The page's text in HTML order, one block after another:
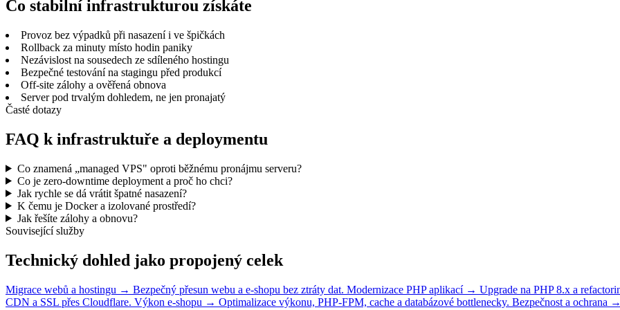
Co stabilní infrastrukturou získáte
Provoz bez výpadků při nasazení i ve špičkách
Rollback za minuty místo hodin paniky
Nezávislost na sousedech ze sdíleného hostingu
Bezpečné testování na stagingu před produkcí
Off-site zálohy a ověřená obnova
Server pod trvalým dohledem, ne jen pronajatý
Časté dotazy
FAQ k infrastruktuře a deploymentu
Co znamená „managed VPS" oproti běžnému pronájmu serveru?
Co je zero-downtime deployment a proč ho chci?
Jak rychle se dá vrátit špatné nasazení?
K čemu je Docker a izolované prostředí?
Jak řešíte zálohy a obnovu?
Související služby
Technický dohled jako propojený celek
Migrace webů a hostingu → Bezpečný přesun webu a e-shopu bez ztráty dat. Modernizace PHP aplikací → Upgrade na PHP 8.x a
CDN a SSL přes Cloudflare. Výkon e-shopu → Optimalizace výkonu, PHP-FPM, cache a databázové bottlenecky. Bezpečnost a ochrana